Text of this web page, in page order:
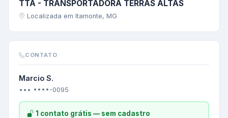
TTA - TRANSPORTADORA TERRAS ALTAS
Localizada em Itamonte, MG
CONTATO
Marcio S.
••• ••••-0095
1 contato grátis — sem cadastro